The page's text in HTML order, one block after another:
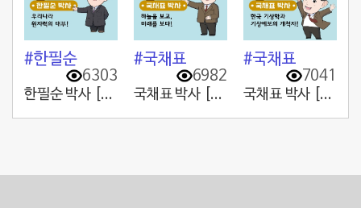
#한필순
6303
한필순 박사 [1. 우리나라 원자력의 대부!]
#국채표
6982
국채표 박사 [2. 하늘을 보고, 미래를 보다!]
#국채표
7041
국채표 박사 [1. 한국 기상학과 기상예보의 개척자!]